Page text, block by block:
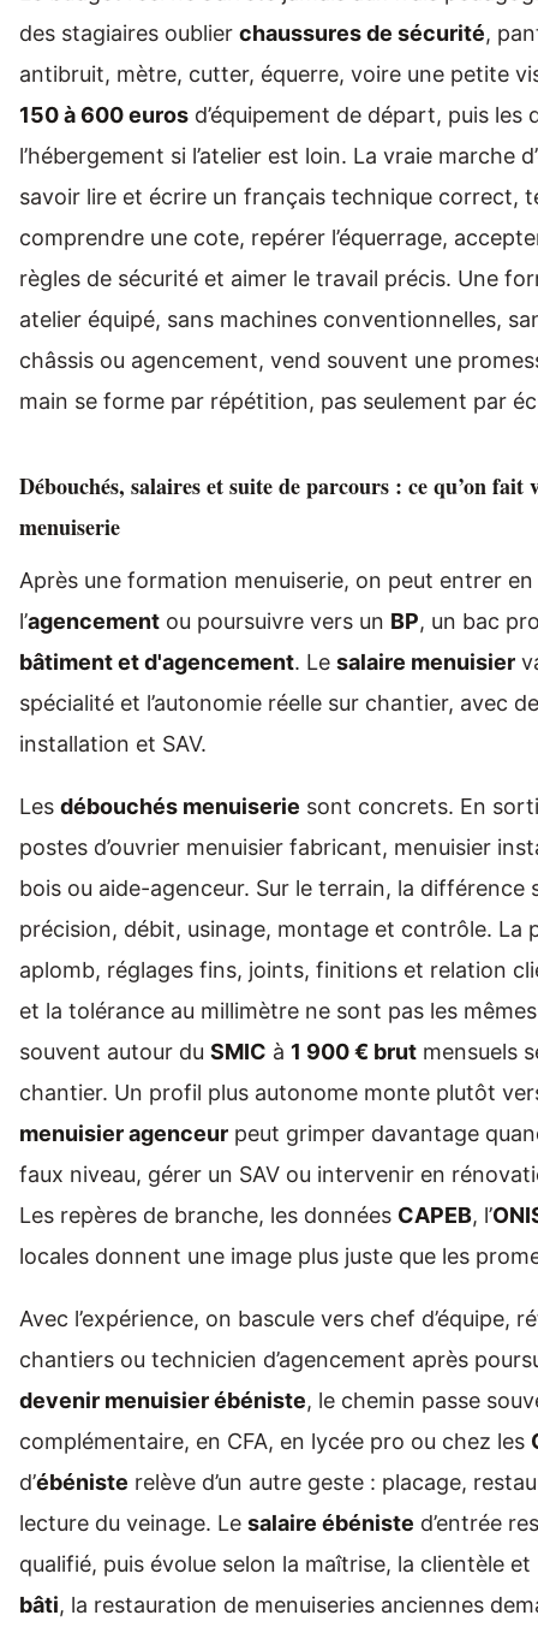
des stagiaires oublier chaussures de sécurité,
antibruit, mètre, cutter, équerre, voire une petite
150 à 600 euros d’équipement de départ, puis
l’hébergement si l’atelier est loin. La vraie marche
savoir lire et écrire un français technique correct,
comprendre une cote, repérer l’équerrage,
règles de sécurité et aimer le travail précis. Une
atelier équipé, sans machines conventionnelles,
châssis ou agencement, vend souvent une
main se forme par répétition, pas seulement par
Débouchés, salaires et suite de parcours : ce qu’on
menuiserie
Après une formation menuiserie, on peut entrer en
l’agencement ou poursuivre vers un BP, un bac
bâtiment et d'agencement. Le salaire menuisier
spécialité et l’autonomie réelle sur chantier, avec
installation et SAV.
Les débouchés menuiserie sont concrets. En
postes d’ouvrier menuisier fabricant, menuisier
bois ou aide-agenceur. Sur le terrain, la différence
précision, débit, usinage, montage et contrôle. La
aplomb, réglages fins, joints, finitions et relation
et la tolérance au millimètre ne sont pas les
souvent autour du SMIC à 1 900 € brut mensuels
chantier. Un profil plus autonome monte plutôt
menuisier agenceur peut grimper davantage
faux niveau, gérer un SAV ou intervenir en
Les repères de branche, les données CAPEB, l’
locales donnent une image plus juste que les
Avec l’expérience, on bascule vers chef d’équipe,
chantiers ou technicien d’agencement après
devenir menuisier ébéniste, le chemin passe
complémentaire, en CFA, en lycée pro ou chez les
d’ébéniste relève d’un autre geste : placage,
lecture du veinage. Le salaire ébéniste d’entrée
qualifié, puis évolue selon la maîtrise, la clientèle
bâti, la restauration de menuiseries anciennes